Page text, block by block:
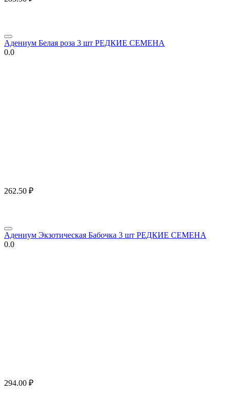
Адениум Белая роза 3 шт РЕДКИЕ СЕМЕНА
0.0
262.50 ₽
Адениум Экзотическая Бабочка 3 шт РЕДКИЕ СЕМЕНА
0.0
294.00 ₽